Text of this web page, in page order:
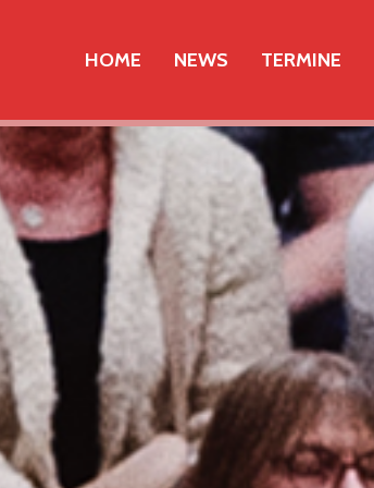
HOME NEWS TERMINE